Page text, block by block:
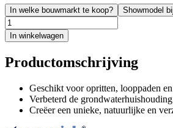
In welke bouwmarkt te koop? Showmodel
In winkelwagen
Productomschrijving
Geschikt voor opritten, looppaden en
Verbeterd de grondwaterhuishouding
Creëer een unieke, natuurlijke en